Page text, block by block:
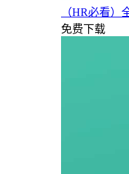
（HR必看）
免费下载